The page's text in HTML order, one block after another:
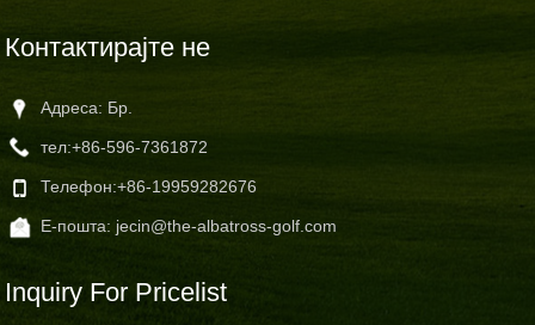
Контактирајте не
Адреса: Бр.
тел:+86-596-7361872
Телефон:+86-19959282676
Е-пошта: jecin@the-albatross-golf.com
Inquiry For Pricelist